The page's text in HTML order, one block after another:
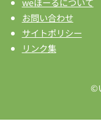
お問い合わせ
サイトポリシー
リンク集
©